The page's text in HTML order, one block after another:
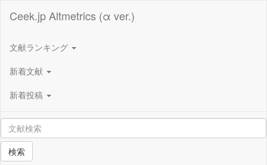
Ceek.jp Altmetrics (α ver.)
文献ランキング
新着文献
新着投稿
検索